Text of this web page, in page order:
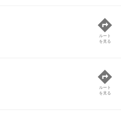
ルート
を見る
ルート
を見る